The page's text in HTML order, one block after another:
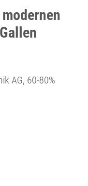
AG, 60-80%